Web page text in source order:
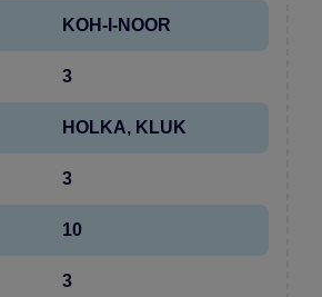
KOH-I-NOOR
3
HOLKA, KLUK
3
10
3